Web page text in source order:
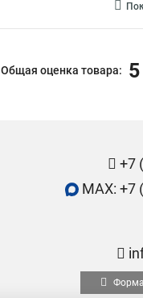
Общая оценка товара: 5
+7
MAX: +7